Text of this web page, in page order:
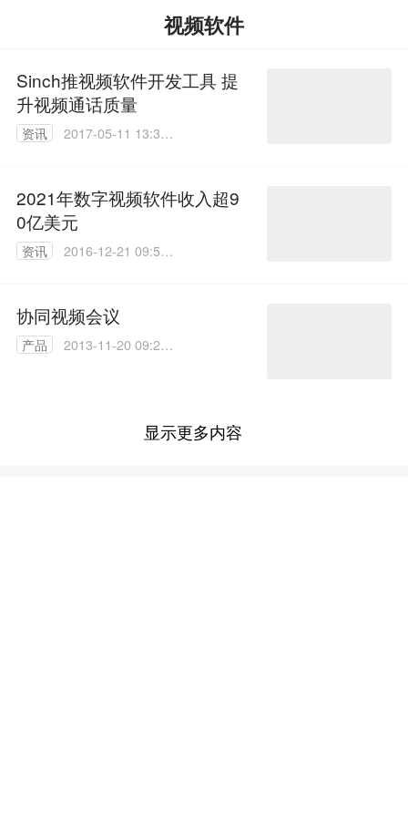
视频软件
Sinch推视频软件开发工具 提
升视频通话质量
资讯
2017-05-11 13:32:
2021年数字视频软件收入超9
0亿美元
资讯
2016-12-21 09:58:
协同视频会议
产品
2013-11-20 09:21:
显示更多内容